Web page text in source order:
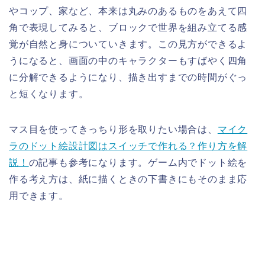
やコップ、家など、本来は丸みのあるものをあえて四
角で表現してみると、ブロックで世界を組み立てる感
覚が自然と身についていきます。この見方ができるよ
うになると、画面の中のキャラクターもすばやく四角
に分解できるようになり、描き出すまでの時間がぐっ
と短くなります。
マス目を使ってきっちり形を取りたい場合は、 マイク
ラのドット絵設計図はスイッチで作れる？作り方を解
説！ の記事も参考になります。ゲーム内でドット絵を
作る考え方は、紙に描くときの下書きにもそのまま応
用できます。